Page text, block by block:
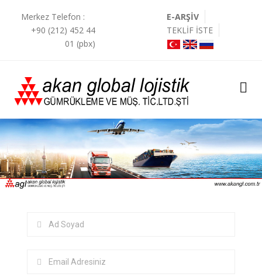
Merkez Telefon :
+90 (212) 452 44
01 (pbx)
E-ARŞİV
TEKLİF İSTE